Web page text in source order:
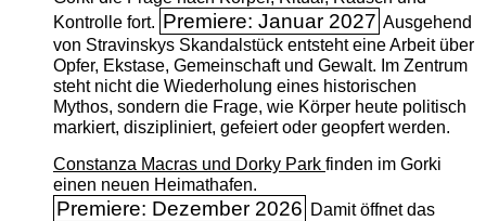
Kontrolle fort. Premiere: Januar 2027 Ausgehend
von Stravinskys Skandalstück entsteht eine Arbeit über
Opfer, Ekstase, Gemeinschaft und Gewalt. Im Zentrum
steht nicht die Wiederholung eines historischen
Mythos, sondern die Frage, wie Körper heute politisch
markiert, diszipliniert, gefeiert oder geopfert werden.
Constanza Macras und Dorky Park finden im Gorki
einen neuen Heimathafen.
Premiere: Dezember 2026 Damit öffnet das